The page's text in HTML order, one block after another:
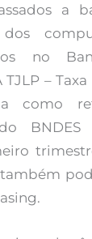
a
no
TJLP –
como
também